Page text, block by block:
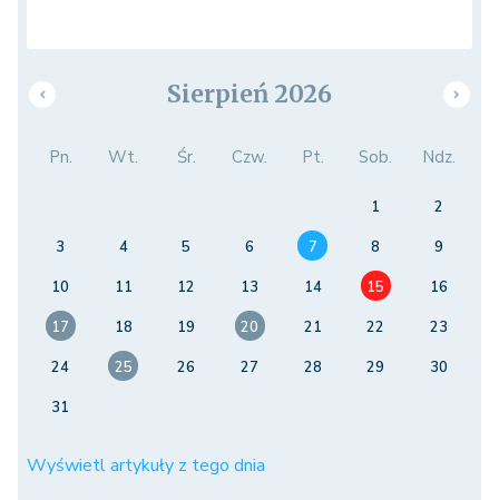
Sierpień 2026
Pn. Wt. Śr. Czw. Pt. Sob. Ndz.
1
2
3
4 5 6 7 8
9
10
11 12 13 14 15
16
17
18 19 20 21 22
23
24
25 26 27 28 29
30
31
Wyświetl artykuły z tego dnia